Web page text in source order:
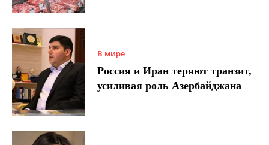
В мире
Россия и Иран теряют транзит,
усиливая роль Азербайджана